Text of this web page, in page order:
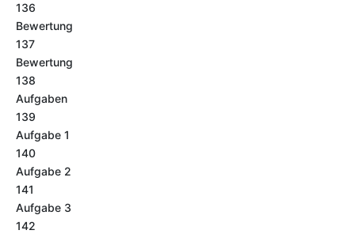
136
Bewertung
137
Bewertung
138
Aufgaben
139
Aufgabe 1
140
Aufgabe 2
141
Aufgabe 3
142